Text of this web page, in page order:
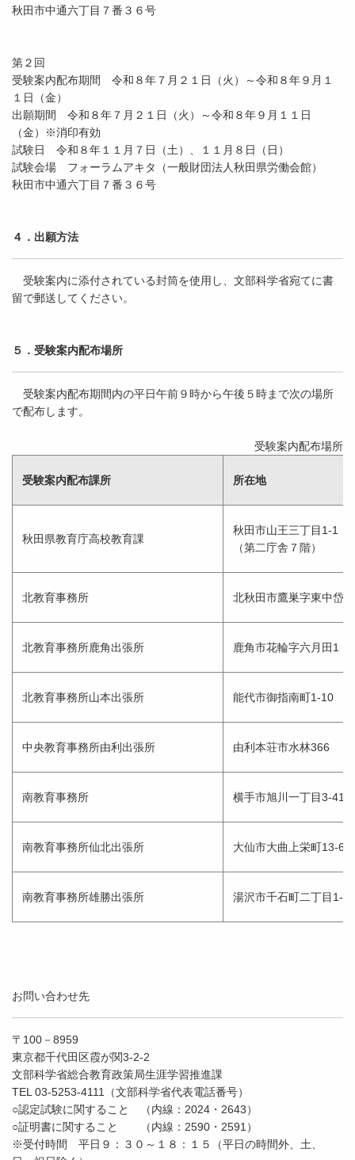
秋田市中通六丁目７番３６号
第２回
受験案内配布期間 令和８年７月２１日（火）～令和８年９月１
１日（金）
出願期間 令和８年７月２１日（火）～令和８年９月１１日
（金）※消印有効
試験日 令和８年１１月７日（土）、１１月８日（日）
試験会場 フォーラムアキタ（一般財団法人秋田県労働会館）
秋田市中通六丁目７番３６号
４．出願方法
受験案内に添付されている封筒を使用し、文部科学省宛てに書
留で郵送してください。
５．受験案内配布場所
受験案内配布期間内の平日午前９時から午後５時まで次の場所
で配布します。
受験案内配布場所
受験案内配布課所 所在地
秋田県教育庁高校教育課
秋田市山王三丁目1-1
（第二庁舎７階）
北教育事務所 北秋田市鷹巣字東中岱
北教育事務所鹿角出張所 鹿角市花輪字六月田1
北教育事務所山本出張所 能代市御指南町1-10
中央教育事務所由利出張所 由利本荘市水林366
南教育事務所 横手市旭川一丁目3-41
南教育事務所仙北出張所 大仙市大曲上栄町13-62
南教育事務所雄勝出張所 湯沢市千石町二丁目1-10
お問い合わせ先
〒100－8959
東京都千代田区霞が関3-2-2
文部科学省総合教育政策局生涯学習推進課
TEL 03-5253-4111（文部科学省代表電話番号）
○認定試験に関すること （内線：2024・2643）
○証明書に関すること （内線：2590・2591）
※受付時間 平日９：３０～１８：１５（平日の時間外、土、